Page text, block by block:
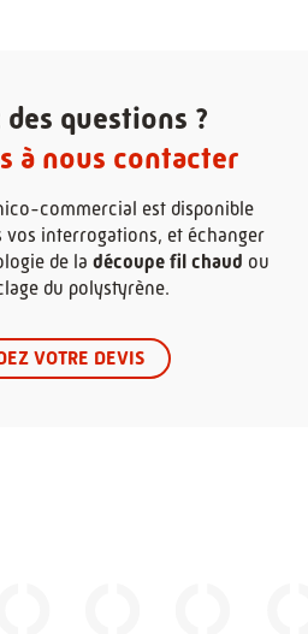
des questions ?
à nous contacter
commercial est disponible
vos interrogations, et échanger
de la découpe fil chaud ou
du polystyrène.
VOTRE DEVIS